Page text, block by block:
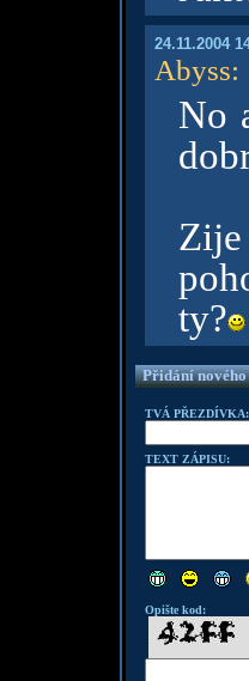
24.11.2004
Abyss:
No
ty?
Přidání nového
TVÁ PŘEZDÍVKA:
TEXT ZÁPISU:
Opište kod: